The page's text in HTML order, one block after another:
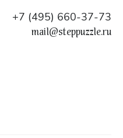
+7 (495) 660-37-73
mail@steppuzzle.ru